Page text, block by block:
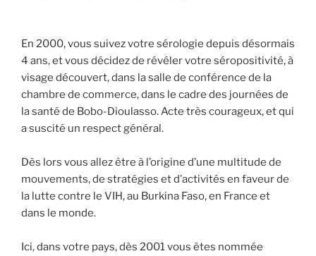
En 2000, vous sui­vez votre séro­lo­gie depuis désor­mais
4 ans, et vous déci­dez de révé­ler votre séro­po­si­ti­vi­té, à
visage décou­vert, dans la salle de confé­rence de la
chambre de com­merce, dans le cadre des jour­nées de
la san­té de Bobo-Diou­las­so. Acte très cou­ra­geux, et qui
a sus­ci­té un res­pect géné­ral.
Dès lors vous allez être à l’origine d’une mul­ti­tude de
mou­ve­ments, de stra­té­gies et d’activités en faveur de
la lutte contre le VIH, au Bur­ki­na Faso, en France et
dans le monde.
Ici, dans votre pays, dès 2001 vous êtes nom­mée